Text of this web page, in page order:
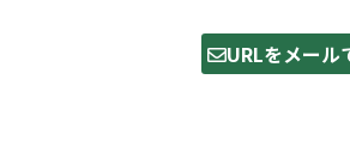
URLをメール